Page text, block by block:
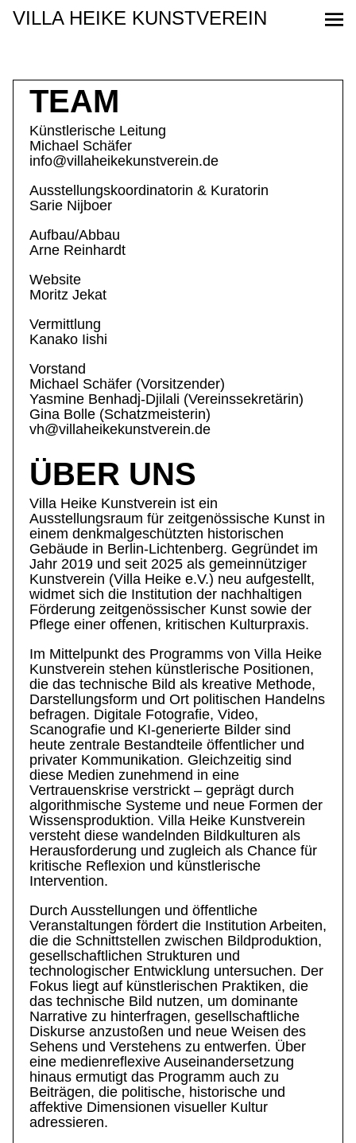
TEAM
Künstlerische Leitung
Michael Schäfer
info@villaheikekunstverein.de
Ausstellungskoordinatorin & Kuratorin
Sarie Nijboer
Aufbau/Abbau
Arne Reinhardt
Website
Moritz Jekat
Vermittlung
Kanako Iishi
Vorstand
Michael Schäfer (Vorsitzender)
Yasmine Benhadj-Djilali (Vereinssekretärin)
Gina Bolle (Schatzmeisterin)
vh@villaheikekunstverein.de
ÜBER UNS
Villa Heike Kunstverein ist ein
Ausstellungsraum für zeitgenössische Kunst in
einem denkmalgeschützten historischen
Gebäude in Berlin-Lichtenberg. Gegründet im
Jahr 2019 und seit 2025 als gemeinnütziger
Kunstverein (Villa Heike e.V.) neu aufgestellt,
widmet sich die Institution der nachhaltigen
Förderung zeitgenössischer Kunst sowie der
Pflege einer offenen, kritischen Kulturpraxis.
Im Mittelpunkt des Programms von Villa Heike
Kunstverein stehen künstlerische Positionen,
die das technische Bild als kreative Methode,
Darstellungsform und Ort politischen Handelns
befragen. Digitale Fotografie, Video,
Scanografie und KI-generierte Bilder sind
heute zentrale Bestandteile öffentlicher und
privater Kommunikation. Gleichzeitig sind
diese Medien zunehmend in eine
Vertrauenskrise verstrickt – geprägt durch
algorithmische Systeme und neue Formen der
Wissensproduktion. Villa Heike Kunstverein
versteht diese wandelnden Bildkulturen als
Herausforderung und zugleich als Chance für
kritische Reflexion und künstlerische
Intervention.
Durch Ausstellungen und öffentliche
Veranstaltungen fördert die Institution Arbeiten,
die die Schnittstellen zwischen Bildproduktion,
gesellschaftlichen Strukturen und
technologischer Entwicklung untersuchen. Der
Fokus liegt auf künstlerischen Praktiken, die
das technische Bild nutzen, um dominante
Narrative zu hinterfragen, gesellschaftliche
Diskurse anzustoßen und neue Weisen des
Sehens und Verstehens zu entwerfen. Über
eine medienreflexive Auseinandersetzung
hinaus ermutigt das Programm auch zu
Beiträgen, die politische, historische und
affektive Dimensionen visueller Kultur
adressieren.